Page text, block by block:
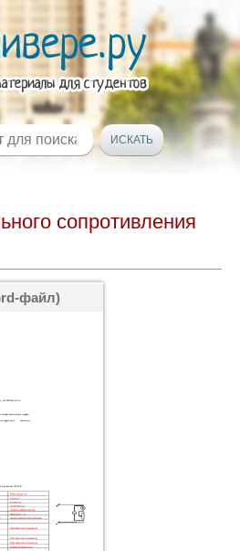
сопротивления
файл)